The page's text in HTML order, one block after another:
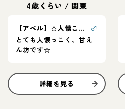
4歳くらい / 関東
【アベル】☆人懐こい男の子☆
♂
とても人懐っこく、甘え
ん坊です☆
詳細を見る